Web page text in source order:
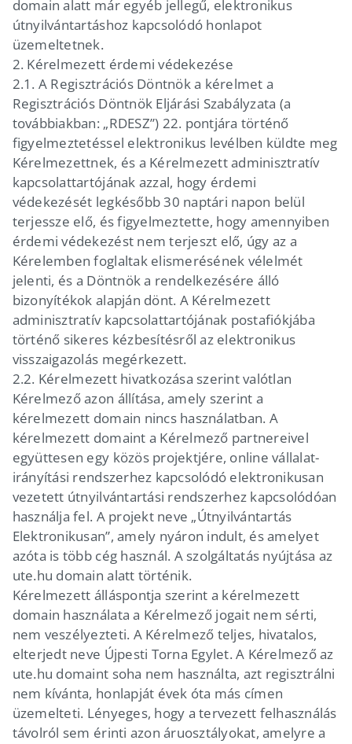
domain alatt már egyéb jellegű, elektronikus
útnyilvántartáshoz kapcsolódó honlapot
üzemeltetnek.
2. Kérelmezett érdemi védekezése
2.1. A Regisztrációs Döntnök a kérelmet a
Regisztrációs Döntnök Eljárási Szabályzata (a
továbbiakban: „RDESZ”) 22. pontjára történő
figyelmeztetéssel elektronikus levélben küldte meg
Kérelmezettnek, és a Kérelmezett adminisztratív
kapcsolattartójának azzal, hogy érdemi
védekezését legkésőbb 30 naptári napon belül
terjessze elő, és figyelmeztette, hogy amennyiben
érdemi védekezést nem terjeszt elő, úgy az a
Kérelemben foglaltak elismerésének vélelmét
jelenti, és a Döntnök a rendelkezésére álló
bizonyítékok alapján dönt. A Kérelmezett
adminisztratív kapcsolattartójának postafiókjába
történő sikeres kézbesítésről az elektronikus
visszaigazolás megérkezett.
2.2. Kérelmezett hivatkozása szerint valótlan
Kérelmező azon állítása, amely szerint a
kérelmezett domain nincs használatban. A
kérelmezett domaint a Kérelmező partnereivel
együttesen egy közös projektjére, online vállalat-
irányítási rendszerhez kapcsolódó elektronikusan
vezetett útnyilvántartási rendszerhez kapcsolódóan
használja fel. A projekt neve „Útnyilvántartás
Elektronikusan”, amely nyáron indult, és amelyet
azóta is több cég használ. A szolgáltatás nyújtása az
ute.hu domain alatt történik.
Kérelmezett álláspontja szerint a kérelmezett
domain használata a Kérelmező jogait nem sérti,
nem veszélyezteti. A Kérelmező teljes, hivatalos,
elterjedt neve Újpesti Torna Egylet. A Kérelmező az
ute.hu domaint soha nem használta, azt regisztrálni
nem kívánta, honlapját évek óta más címen
üzemelteti. Lényeges, hogy a tervezett felhasználás
távolról sem érinti azon áruosztályokat, amelyre a